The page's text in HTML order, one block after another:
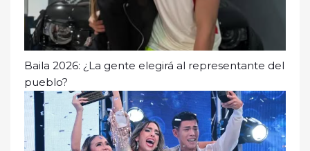
Baila 2026: ¿La gente elegirá al representante del
pueblo?